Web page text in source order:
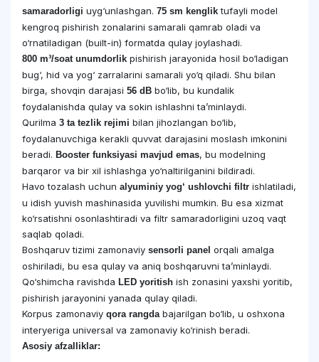
samaradorligi uyg‘unlashgan. 75 sm kenglik tufayli model
kengroq pishirish zonalarini samarali qamrab oladi va
o‘rnatiladigan (built-in) formatda qulay joylashadi.
800 m³/soat unumdorlik pishirish jarayonida hosil bo‘ladigan
bug‘, hid va yog‘ zarralarini samarali yo‘q qiladi. Shu bilan
birga, shovqin darajasi 56 dB bo‘lib, bu kundalik
foydalanishda qulay va sokin ishlashni ta’minlaydi.
Qurilma 3 ta tezlik rejimi bilan jihozlangan bo‘lib,
foydalanuvchiga kerakli quvvat darajasini moslash imkonini
beradi. Booster funksiyasi mavjud emas, bu modelning
barqaror va bir xil ishlashga yo‘naltirilganini bildiradi.
Havo tozalash uchun alyuminiy yog‘ ushlovchi filtr ishlatiladi,
u idish yuvish mashinasida yuvilishi mumkin. Bu esa xizmat
ko‘rsatishni osonlashtiradi va filtr samaradorligini uzoq vaqt
saqlab qoladi.
Boshqaruv tizimi zamonaviy sensorli panel orqali amalga
oshiriladi, bu esa qulay va aniq boshqaruvni ta’minlaydi.
Qo‘shimcha ravishda LED yoritish ish zonasini yaxshi yoritib,
pishirish jarayonini yanada qulay qiladi.
Korpus zamonaviy qora rangda bajarilgan bo‘lib, u oshxona
interyeriga universal va zamonaviy ko‘rinish beradi.
Asosiy afzalliklar: